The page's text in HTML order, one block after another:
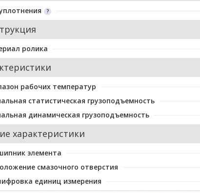
ролика
рабочих температур
статистическая грузоподъемность
динамическая грузоподъемность
характеристики
элемента
смазочного отверстия
единиц измерения